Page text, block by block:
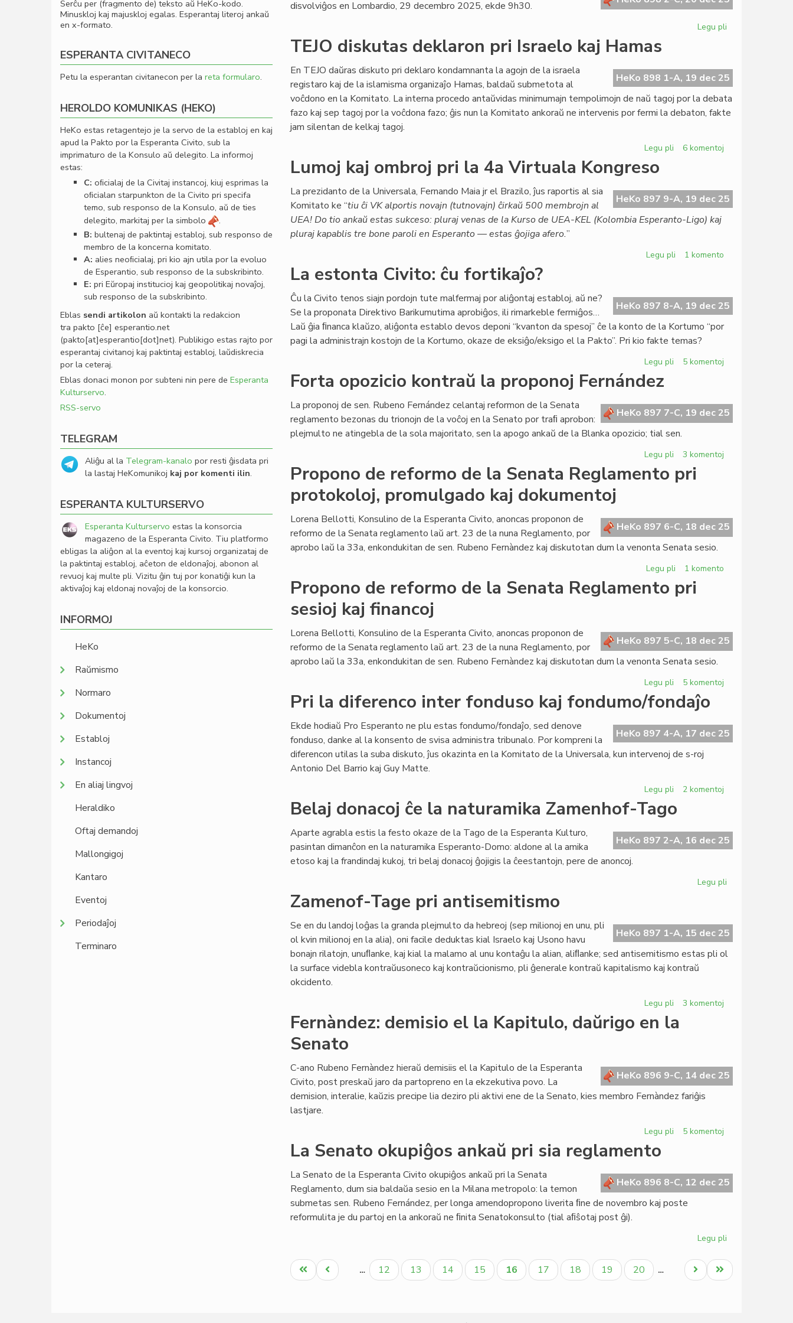
disvolviĝos en Lombardio, 29 decembro 2025, ekde 9h30.
Legu pli
Foruma
sesio,
29
decembro
TEJO diskutas deklaron pri Israelo kaj Hamas
HeKo 898 1-A, 19 dec 25
En TEJO daŭras diskuto pri deklaro kondamnanta la agojn de la israela
registaro kaj de la islamisma organizaĵo Hamas, baldaŭ submetota al
voĉdono en la Komitato. La interna procedo antaŭvidas minimumajn tempolimojn de naŭ tagoj por la debata
fazo kaj sep tagoj por la voĉdona fazo; ĝis nun la Komitato ankoraŭ ne intervenis por fermi la debaton, fakte
jam silentan de kelkaj tagoj.
Legu pli pri
pri
Israelo
kaj
6 komentoj
Lumoj kaj ombroj pri la 4a Virtuala Kongreso
HeKo 897 9-A, 19 dec 25
La prezidanto de la Universala, Fernando Maia jr el Brazilo, ĵus raportis al sia
Komitato ke “tiu ĉi VK alportis novajn (tutnovajn) ĉirkaŭ 500 membrojn al
UEA! Do tio ankaŭ estas sukceso: pluraj venas de la Kurso de UEA-KEL (Kolombia Esperanto-Ligo) kaj
pluraj kapablis tre bone paroli en Esperanto — estas ĝojiga afero.”
Legu pli
pri
la
4a
Virtuala
1 komento
La estonta Civito: ĉu fortikaĵo?
HeKo 897 8-A, 19 dec 25
Ĉu la Civito tenos siajn pordojn tute malfermaj por aliĝontaj establoj, aŭ ne?
Se la proponata Direktivo Barikumutima aprobiĝos, ili rimarkeble fermiĝos…
Laŭ ĝia ﬁnanca klaŭzo, aliĝonta establo devos deponi “kvanton da spesoj” ĉe la konto de la Kortumo “por
pagi la administrajn kostojn de la Kortumo, okaze de eksiĝo/eksigo el la Pakto”. Pri kio fakte temas?
Legu pli
ĉu
fortikaĵo?
5 komentoj
Forta opozicio kontraŭ la proponoj Fernández
HeKo 897 7-C, 19 dec 25
La proponoj de sen. Rubeno Fernández celantaj reformon de la Senata
reglamento bezonas du trionojn de la voĉoj en la Senato por traﬁ aprobon:
plejmulto ne atingebla de la sola majoritato, sen la apogo ankaŭ de la Blanka opozicio; tial sen.
Legu pli pri
opozicio
proponoj
Fernández
3 komentoj
Propono de reformo de la Senata Reglamento pri
protokoloj, promulgado kaj dokumentoj
HeKo 897 6-C, 18 dec 25
Lorena Bellotti, Konsulino de la Esperanta Civito, anoncas proponon de
reformo de la Senata reglamento laŭ art. 23 de la nuna Reglamento, por
aprobo laŭ la 33a, enkondukitan de sen. Rubeno Fernàndez kaj diskutotan dum la venonta Senata sesio.
Legu pli
Propono
de
la
Senata
Reglamento
pri
protokoloj,
promulgado
kaj
1 komento
Propono de reformo de la Senata Reglamento pri
sesioj kaj financoj
HeKo 897 5-C, 18 dec 25
Lorena Bellotti, Konsulino de la Esperanta Civito, anoncas proponon de
reformo de la Senata reglamento laŭ art. 23 de la nuna Reglamento, por
aprobo laŭ la 33a, enkondukitan de sen. Rubeno Fernàndez kaj diskutotan dum la venonta Senata sesio.
Legu pli
Propono
de
de
la
Senata
sesioj
kaj
5 komentoj
Pri la diferenco inter fonduso kaj fondumo/fondaĵo
HeKo 897 4-A, 17 dec 25
Ekde hodiaŭ Pro Esperanto ne plu estas fondumo/fondaĵo, sed denove
fonduso, danke al la konsento de svisa administra tribunalo. Por kompreni la
diferencon utilas la suba diskuto, ĵus okazinta en la Komitato de la Universala, kun intervenoj de s-roj
Antonio Del Barrio kaj Guy Matte.
Legu pli
la
inter
fonduso
fondumo/fondaĵo
2 komentoj
Belaj donacoj ĉe la naturamika Zamenhof-Tago
HeKo 897 2-A, 16 dec 25
Aparte agrabla estis la festo okaze de la Tago de la Esperanta Kulturo,
pasintan dimanĉon en la naturamika Esperanto-Domo: aldone al la amika
etoso kaj la frandindaj kukoj, tri belaj donacoj ĝojigis la ĉeestantojn, pere de anoncoj.
Legu pli
la
naturamika
Zamenhof-
Zamenof-Tage pri antisemitismo
HeKo 897 1-A, 15 dec 25
Se en du landoj loĝas la granda plejmulto da hebreoj (sep milionoj en unu, pli
ol kvin milionoj en la alia), oni facile deduktas kial Israelo kaj Usono havu
bonajn rilatojn, unuﬂanke, kaj kial la malamo al unu kontaĝu la alian, aliﬂanke; sed antisemitismo estas pli ol
la surface videbla kontraŭusoneco kaj kontraŭcionismo, pli ĝenerale kontraŭ kapitalismo kaj kontraŭ
okcidento.
Legu pli pri
Tage
3 komentoj
Fernàndez: demisio el la Kapitulo, daŭrigo en la
Senato
HeKo 896 9-C, 14 dec 25
C-ano Rubeno Fernàndez hieraŭ demisiis el la Kapitulo de la Esperanta
Civito, post preskaŭ jaro da partopreno en la ekzekutiva povo. La
demision, interalie, kaŭzis precipe lia deziro pli aktivi ene de la Senato, kies membro Fernàndez fariĝis
lastjare.
Legu pli
la
Kapitulo,
daŭrigo
Senato
5 komentoj
La Senato okupiĝos ankaŭ pri sia reglamento
HeKo 896 8-C, 12 dec 25
La Senato de la Esperanta Civito okupiĝos ankaŭ pri la Senata
Reglamento, dum sia baldaŭa sesio en la Milana metropolo: la temon
submetas sen. Rubeno Fernández, per longa amendopropono liverita ﬁne de novembro kaj poste
reformulita je du partoj en la ankoraŭ ne ﬁnita Senatokonsulto (tial aﬁŝotaj post ĝi).
Legu pli
Senato
okupiĝos
Pagination
Unua
paĝo
Antaŭa
paĝo
… Paĝo
12 Paĝo
13 Paĝo
14 Paĝo
15
Aktuala
paĝo
16 Paĝo
17 Paĝo
18 Paĝo
19 Paĝo
20 …
Last
page
Next
page
Serĉu per (fragmento de) teksto aŭ HeKo-kodo.
Minuskloj kaj majuskloj egalas. Esperantaj literoj ankaŭ
en x-formato.
ESPERANTA CIVITANECO
Petu la esperantan civitanecon per la reta formularo.
HEROLDO KOMUNIKAS (HEKO)
HeKo estas retagentejo je la servo de la establoj en kaj
apud la Pakto por la Esperanta Civito, sub la
imprimaturo de la Konsulo aŭ delegito. La informoj
estas:
C: oﬁcialaj de la Civitaj instancoj, kiuj esprimas la
oﬁcialan starpunkton de la Civito pri specifa
temo, sub responso de la Konsulo, aŭ de ties
delegito, markitaj per la simbolo
.
B: bultenaj de paktintaj establoj, sub responso de
membro de la koncerna komitato.
A: alies neoﬁcialaj, pri kio ajn utila por la evoluo
de Esperantio, sub responso de la subskribinto.
E: pri Eŭropaj institucioj kaj geopolitikaj novaĵoj,
sub responso de la subskribinto.
Eblas sendi artikolon aŭ kontakti la redakcion
tra pakto [ĉe] esperantio.net
(pakto[at]esperantio[dot]net). Publikigo estas rajto por
esperantaj civitanoj kaj paktintaj establoj, laŭdiskrecia
por la ceteraj.
Eblas donaci monon por subteni nin pere de Esperanta
Kulturservo.
RSS-servo
TELEGRAM
Aliĝu al la Telegram-kanalo por resti ĝisdata pri
la lastaj HeKomunikoj kaj por komenti ilin.
ESPERANTA KULTURSERVO
Esperanta Kulturservo estas la konsorcia
magazeno de la Esperanta Civito. Tiu platformo
ebligas la aliĝon al la eventoj kaj kursoj organizataj de
la paktintaj establoj, aĉeton de eldonaĵoj, abonon al
revuoj kaj multe pli. Vizitu ĝin tuj por konatiĝi kun la
aktivaĵoj kaj eldonaj novaĵoj de la konsorcio.
INFORMOJ
HeKo
Raŭmismo
Normaro
Dokumentoj
Establoj
Instancoj
En aliaj lingvoj
Heraldiko
Oftaj demandoj
Mallongigoj
Kantaro
Eventoj
Periodaĵoj
Terminaro